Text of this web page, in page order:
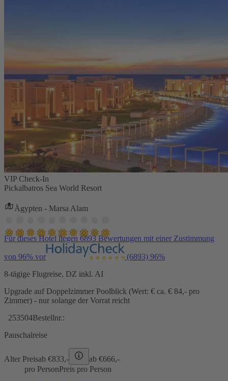
VIP Check-In
Pickalbatros Sea World Resort
Ägypten - Marsa Alam
Für dieses Hotel liegen 6893 Bewertungen mit einer Zustimmung
von 96% vor (6893) 96%
8-tägige Flugreise, DZ inkl. AI
Upgrade auf Doppelzimmer Poolblick (Wert: € ca. € 84,- pro
Zimmer) - nur solange der Vorrat reicht
253504Bestellnr.:
Pauschalreise
Alter Preisab €833,- ab €666,-
pro PersonPreis pro Person